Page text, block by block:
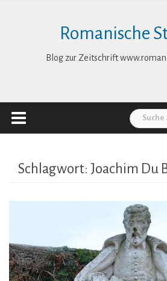
Romanische
Blog zur Zeitschrift
Suche
nach:
Schlagwort: Joachim Du